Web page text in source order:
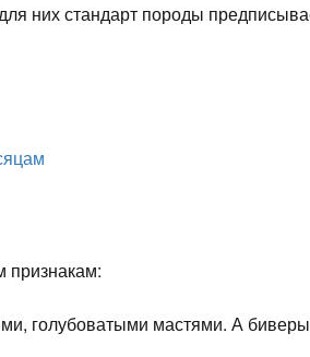
них стандарт породы
признакам:
голубоватыми мастями. А